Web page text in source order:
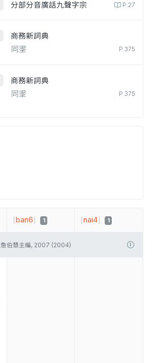
分部分音廣話九聲字宗 P.27
商務新詞典
同埿
P.375
商務新詞典
同埿
P.375
[ban6] 1 [nai4] 1
詹伯慧主編, 2007 (2004)